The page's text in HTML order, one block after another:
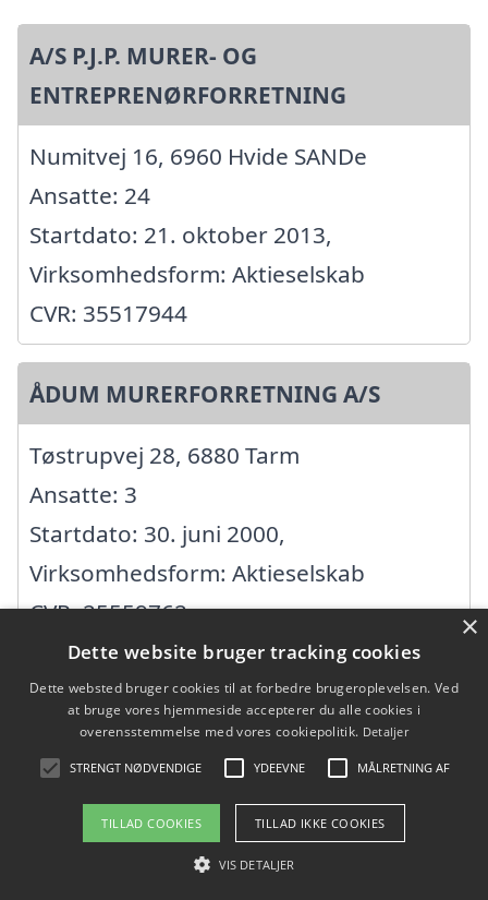
A/S P.J.P. MURER- OG
ENTREPRENØRFORRETNING
Numitvej 16, 6960 Hvide SANDe
Ansatte: 24
Startdato: 21. oktober 2013,
Virksomhedsform: Aktieselskab
CVR: 35517944
ÅDUM MURERFORRETNING A/S
Tøstrupvej 28, 6880 Tarm
Ansatte: 3
Startdato: 30. juni 2000,
Virksomhedsform: Aktieselskab
CVR: 25559762
Ådum Tømrer
Puglundvej 2, 6880 Tarm
Startdato: 10. oktober 2013,
Virksomhedsform:
×
Dette website bruger tracking cookies
Dette websted bruger cookies til at forbedre brugeroplevelsen. Ved
at bruge vores hjemmeside accepterer du alle cookies i
overensstemmelse med vores cookiepolitik. Detaljer
STRENGT NØDVENDIGE YDEEVNE MÅLRETNING AF
TILLAD COOKIES TILLAD IKKE COOKIES
VIS DETALJER